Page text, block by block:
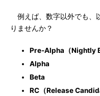
例えば、数字以外でも、
りませんか？
Pre-Alpha（Nightly
Alpha
Beta
RC（Release